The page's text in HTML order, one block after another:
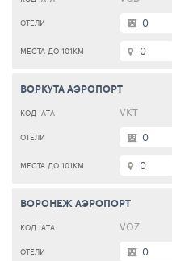
0
0
ВОРКУТА АЭРОПОРТ
VKT
0
0
ВОРОНЕЖ АЭРОПОРТ
VOZ
0